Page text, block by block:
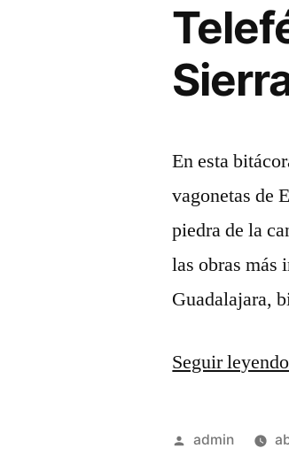
En esta
vagonetas de
piedra de la
las obras más
Guadalajara,
Seguir leyendo
Publicado
admin